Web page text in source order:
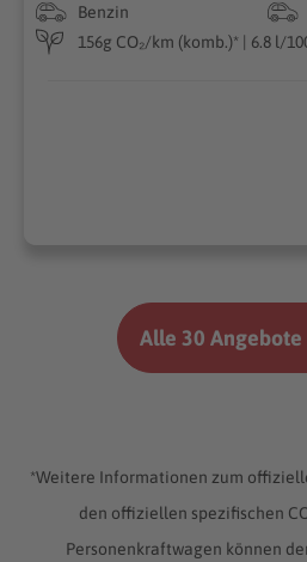
Benzin
156g CO₂/km (komb.)* | 6.8 l/
Alle 30
*Weitere Informationen zum
den offiziellen spezifischen
Personenkraftwagen können